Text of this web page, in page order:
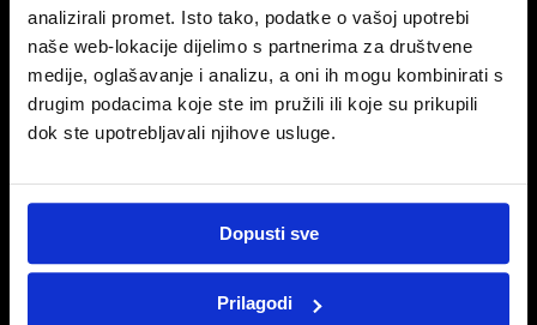
analizirali promet. Isto tako, podatke o vašoj upotrebi
naše web-lokacije dijelimo s partnerima za društvene
medije, oglašavanje i analizu, a oni ih mogu kombinirati s
drugim podacima koje ste im pružili ili koje su prikupili
dok ste upotrebljavali njihove usluge.
Dopusti sve
Prilagodi
The Hill Assist Descent Control (HADC) je nova pomoć pri spuštanju. Niz funkcija